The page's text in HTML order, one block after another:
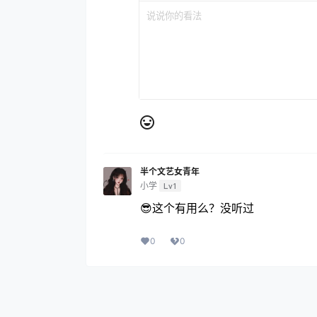
半个文艺女青年
小学 Lv1
😎这个有用么？没听过
0 0